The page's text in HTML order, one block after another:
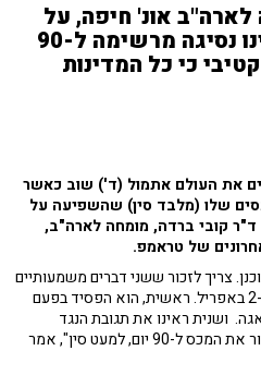
אונ' חיפה, על
השהיית המכסים: "ראינו נסיגה מרשימה ל-90
כי כל המדינות
את העולם אתמול (ד') שוב כאשר
שלו (מלבד סין) שהשפיעה על
העולמית במשך 90 יום. ד"ר קובי ברדה, מומחה לארה"ב,
של טראמפ.
צריך לזכור ששני דברים משמעותיים
קרו בטווח הזמן מאז ההכרזה שלו ב-2 באפריל. ראשית, הוא הפסיד בפעם
ושנית ראינו את תגובת הנגד
בבורסות בעולם, אז הוא החליט לעצור את המכס ל-90 יום, למעט סין", אמר